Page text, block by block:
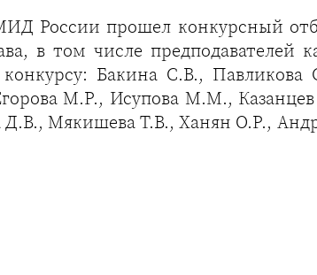
России прошел конкурсный
в том числе предподавателей
Бакина С.В.,
М.Р., Исупова М.М.,
Мякишева Т.В., Ханян О.Р.,